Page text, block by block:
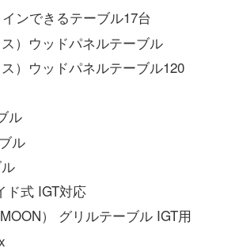
ンできるテーブル17台
）ウッドパネルテーブル
）ウッドパネルテーブル120
ル
ル
式 IGT対応
） グリルテーブル IGT用